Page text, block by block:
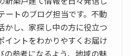
ートのブログ担当です。不動
かし、家探し中の方に役立つ
イントをわかりやすくお届け
の参考になるよう、地域の魅